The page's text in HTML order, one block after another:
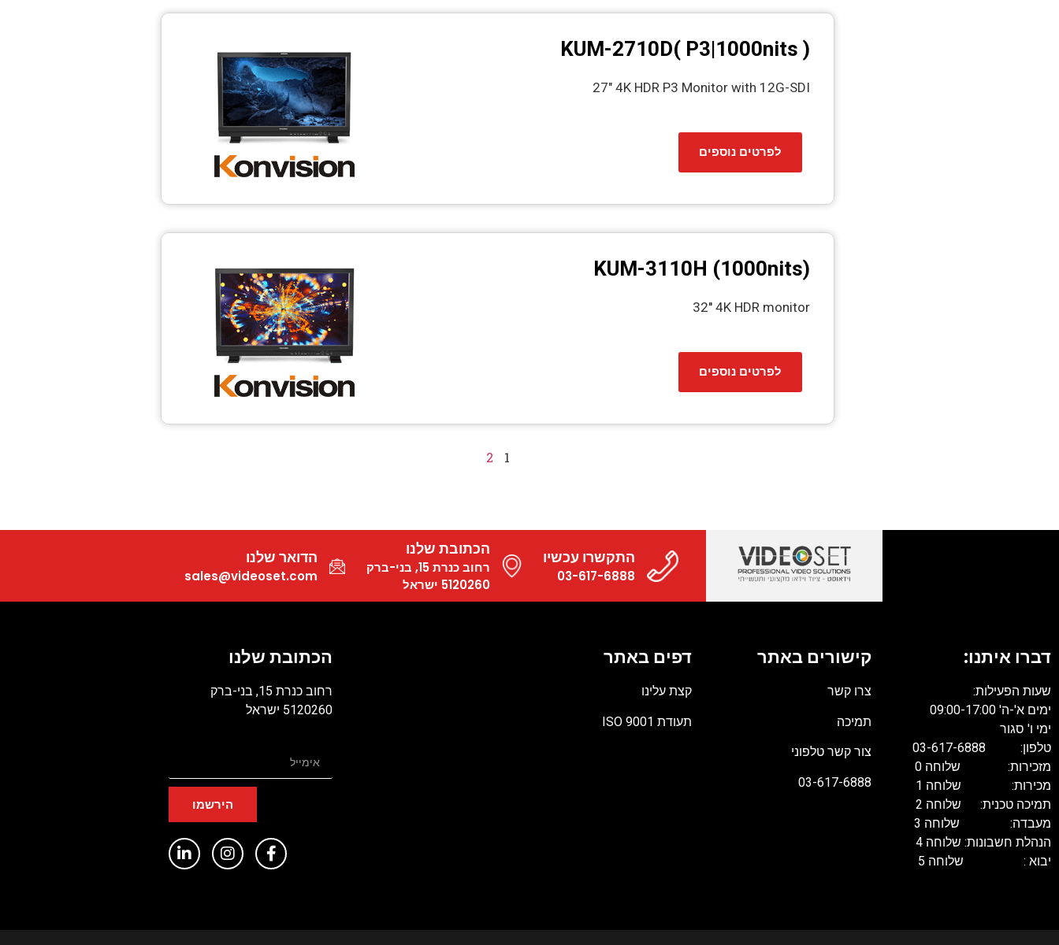
KUM-2710D( P3|1000nits )
27" 4K HDR P3 Monitor with 12G-SDI
לפרטים נוספים
KUM-3110H (1000nits)
32'' 4K HDR monitor
לפרטים נוספים
1
2
התקשרו עכשיו
03-617-6888
הכתובת שלנו
רחוב כנרת 15, בני-ברק
5120260 ישראל
הדואר שלנו
sales@videoset.com
דברו איתנו:
שעות הפעילות:
ימים א'-ה' 09:00-17:00
ימי ו' סגור
טלפון: 03-617-6888
מזכירות: שלוחה 0
מכירות: שלוחה 1
תמיכה טכנית: שלוחה 2
מעבדה: שלוחה 3
הנהלת חשבונות: שלוחה 4
יבוא : שלוחה 5
קישורים באתר
צרו קשר
תמיכה
צור קשר טלפוני
03-617-6888
דפים באתר
קצת עלינו
תעודת ISO 9001
הכתובת שלנו
רחוב כנרת 15, בני-ברק
5120260 ישראל
הירשמו